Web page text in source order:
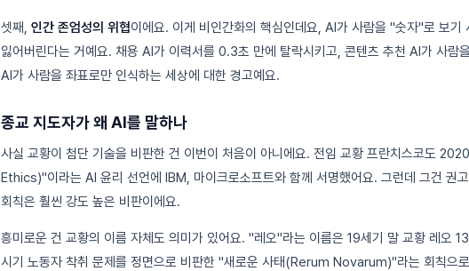
셋째, 인간 존엄성의 위협이에요. 이게 비인간화의 핵심인데요, AI가 사람을 "숫자"로 보기
잃어버린다는 거예요. 채용 AI가 이력서를 0.3초 만에 탈락시키고, 콘텐츠 추천 AI가 사람
AI가 사람을 좌표로만 인식하는 세상에 대한 경고예요.
종교 지도자가 왜 AI를 말하나
사실 교황이 첨단 기술을 비판한 건 이번이 처음이 아니에요. 전임 교황 프란치스코도
Ethics)"이라는 AI 윤리 선언에 IBM, 마이크로소프트와 함께 서명했어요. 그런데 그건 권
회칙은 훨씬 강도 높은 비판이에요.
흥미로운 건 교황의 이름 자체도 의미가 있어요. "레오"라는 이름은 19세기 말 교황 레오
시기 노동자 착취 문제를 정면으로 비판한 "새로운 사태(Rerum Novarum)"라는 회칙으